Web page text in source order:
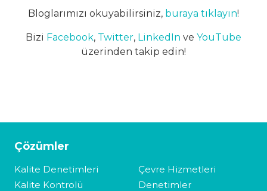
Bloglarımızı okuyabilirsiniz, buraya tıklayın!
Bizi Facebook, Twitter, LinkedIn ve YouTube
üzerinden takip edin!
Çözümler
Kalite Denetimleri
Kalite Kontrolü
Çevre Hizmetleri
Denetimler